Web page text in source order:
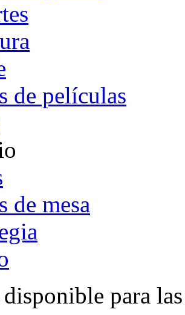
de películas
de mesa
para